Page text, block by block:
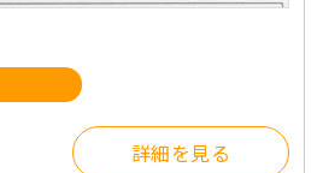
詳細を見る